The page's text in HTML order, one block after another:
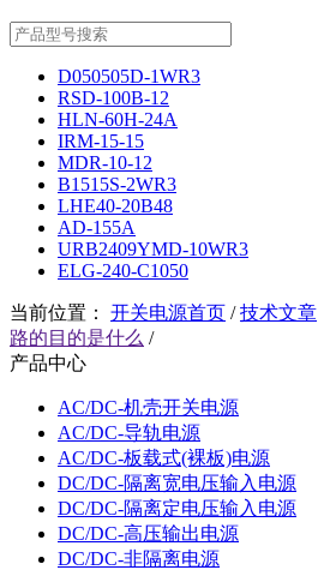
D050505D-1WR3
RSD-100B-12
HLN-60H-24A
IRM-15-15
MDR-10-12
B1515S-2WR3
LHE40-20B48
AD-155A
URB2409YMD-10WR3
ELG-240-C1050
当前位置： 开关电源首页 /技术文章
路的目的是什么 /
产品中心
AC/DC-机壳开关电源
AC/DC-导轨电源
AC/DC-板载式(裸板)电源
DC/DC-隔离宽电压输入电源
DC/DC-隔离定电压输入电源
DC/DC-高压输出电源
DC/DC-非隔离电源